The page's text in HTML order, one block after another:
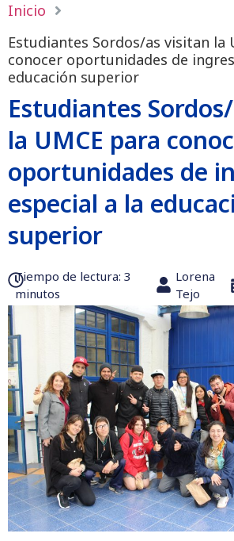
Inicio
Estudiantes Sordos/as visitan la
conocer oportunidades de
educación superior
Estudiantes
la UMCE para
oportunidades de
especial a la
superior
Tiempo de lectura:‎ 3
minutos
Lorena
Tejo